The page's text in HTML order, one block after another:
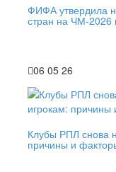
ФИФА утвердила
стран на ЧМ-2026
06 05 26
Клубы РПЛ снова
причины и